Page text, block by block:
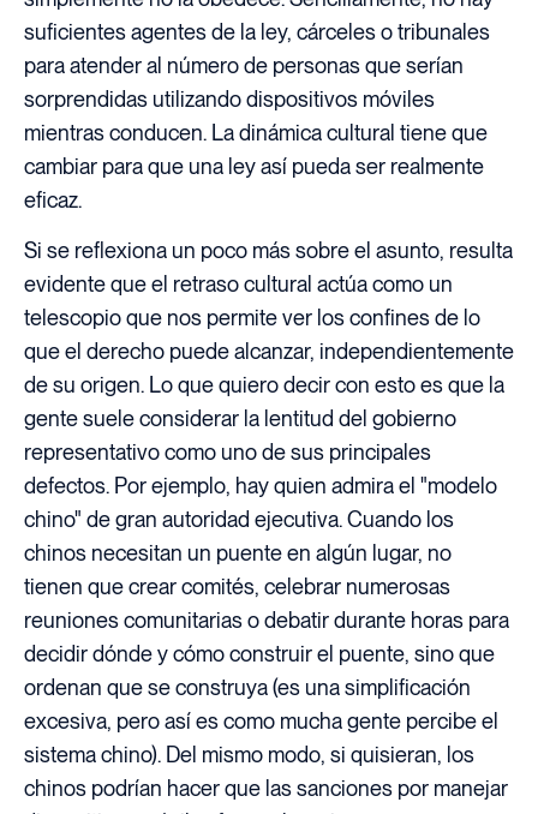
suficientes agentes de la ley, cárceles o tribunales
para atender al número de personas que serían
sorprendidas utilizando dispositivos móviles
mientras conducen. La dinámica cultural tiene que
cambiar para que una ley así pueda ser realmente
eficaz.
Si se reflexiona un poco más sobre el asunto, resulta
evidente que el retraso cultural actúa como un
telescopio que nos permite ver los confines de lo
que el derecho puede alcanzar, independientemente
de su origen. Lo que quiero decir con esto es que la
gente suele considerar la lentitud del gobierno
representativo como uno de sus principales
defectos. Por ejemplo, hay quien admira el "modelo
chino" de gran autoridad ejecutiva. Cuando los
chinos necesitan un puente en algún lugar, no
tienen que crear comités, celebrar numerosas
reuniones comunitarias o debatir durante horas para
decidir dónde y cómo construir el puente, sino que
ordenan que se construya (es una simplificación
excesiva, pero así es como mucha gente percibe el
sistema chino). Del mismo modo, si quisieran, los
chinos podrían hacer que las sanciones por manejar